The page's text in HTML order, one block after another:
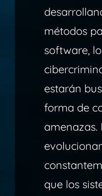
métodos
software,
estarán
forma de
amenazas.
que los